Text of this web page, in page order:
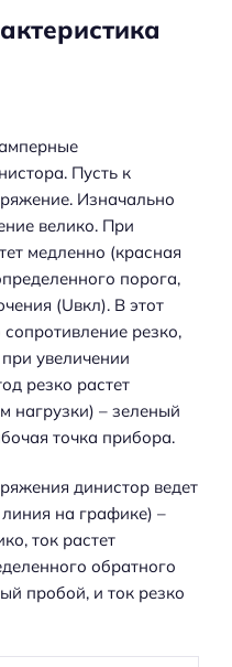
Пусть к
Изначально
велико. При
медленно (красная
порога,
(Uвкл). В этот
резко,
увеличении
резко растет
нагрузки) – зеленый
точка прибора.
динистор ведет
на графике) –
ток растет
обратного
пробой, и ток резко